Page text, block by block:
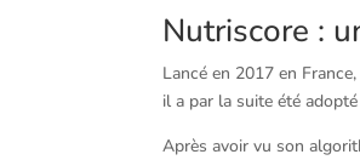
Nutriscore :
Lancé en 2017 en
il a par la suite été
Après avoir vu son